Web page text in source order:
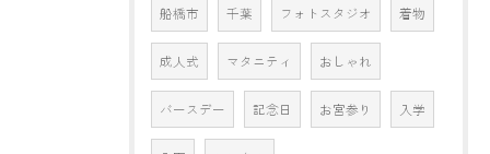
船橋市 千葉 フォトスタジオ 着物
成人式 マタニティ おしゃれ
バースデー 記念日 お宮参り 入学